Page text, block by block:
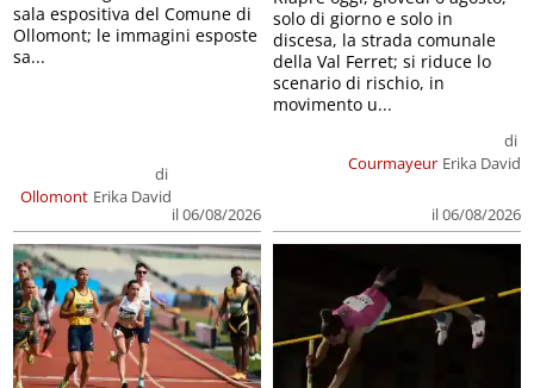
Ollomont
di
Erika David
il 06/08/2026
sala espositiva del Comune di
Ollomont; le immagini esposte
sa...
Courmayeur
di
Erika David
il 06/08/2026
solo di giorno e solo in
discesa, la strada comunale
della Val Ferret; si riduce lo
scenario di rischio, in
movimento u...